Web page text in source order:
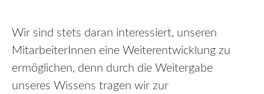
Wir sind stets daran interessiert, unseren
MitarbeiterInnen eine Weiterentwicklung zu
ermöglichen, denn durch die Weitergabe
unseres Wissens tragen wir zur